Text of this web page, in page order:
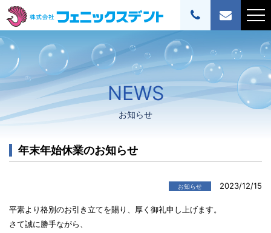
NEWS
お知らせ
年末年始休業のお知らせ
お知らせ 2023/12/15
平素より格別のお引き立てを賜り、厚く御礼申し上げます。
さて誠に勝手ながら、